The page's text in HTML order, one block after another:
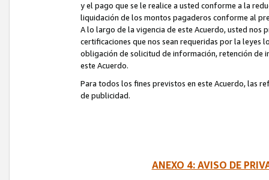
y el pago que se le realice a usted conforme a la
liquidación de los montos pagaderos conforme al
A lo largo de la vigencia de este Acuerdo, usted
certificaciones que nos sean requeridas por la leyes
obligación de solicitud de información, retención de
este Acuerdo.
Para todos los fines previstos en este Acuerdo, las
de publicidad.
ANEXO 4: AVISO DE